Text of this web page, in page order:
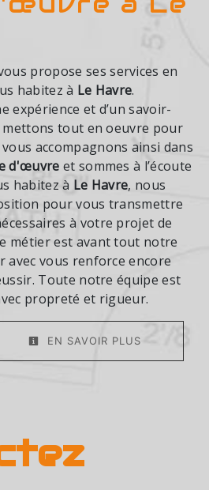
propose ses services en
habitez à Le Havre.
expérience et d’un savoir-
tout en oeuvre pour
accompagnons ainsi dans
d'œuvre et sommes à l’écoute
habitez à Le Havre, nous
pour vous transmettre
à votre projet de
métier est avant tout notre
avec vous renforce encore
Toute notre équipe est
propreté et rigueur.
EN SAVOIR PLUS